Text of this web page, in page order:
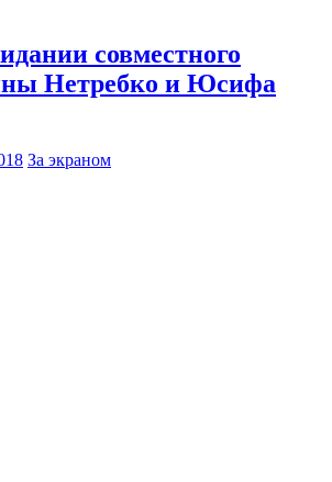
совместного
Нетребко и Юсифа
За экраном